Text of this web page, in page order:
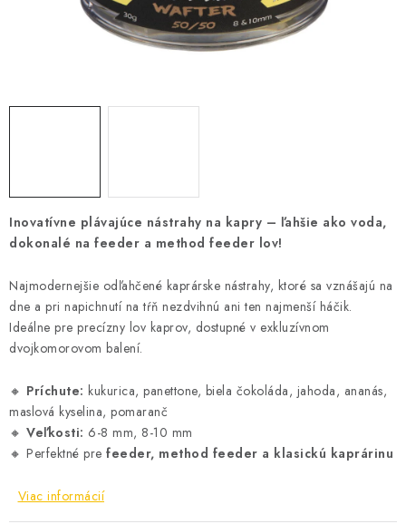
OBCHODNÉ PODMIENKY
MOJA OBJEDNÁVKA
VRATKY - ODSTÚPENIE OD ZMLUVY - REKLAMACIU
DOPRAVA
PRODUKTOV (GPSR)
Inovatívne plávajúce nástrahy na kapry – ľahšie ako voda,
dokonalé na feeder a method feeder lov!
Najmodernejšie odľahčené kaprárske nástrahy, ktoré sa vznášajú na
dne a pri napichnutí na tŕň nezdvihnú ani ten najmenší háčik.
Ideálne pre precízny lov kaprov, dostupné v exkluzívnom
dvojkomorovom balení.
🔸 Príchute: kukurica, panettone, biela čokoláda, jahoda, ananás,
maslová kyselina, pomaranč
🔸 Veľkosti: 6-8 mm, 8-10 mm
🔸 Perfektné pre feeder, method feeder a klasickú kaprárinu
Viac informácií